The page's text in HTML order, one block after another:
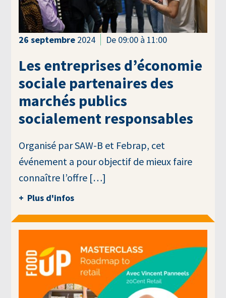
26 septembre 2024 De 09:00 à 11:00
Les entreprises d’économie
sociale partenaires des
marchés publics
socialement responsables
Organisé par SAW-B et Febrap, cet
événement a pour objectif de mieux faire
connaître l’offre […]
Plus d'infos